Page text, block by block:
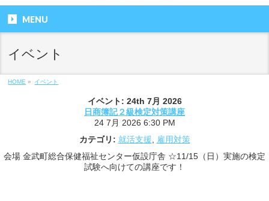
MENU
イベント
HOME » イベント
イベント: 24th 7月 2026
日商簿記２級検定対策講座
24 7月 2026 6:30 PM
カテゴリ: 就活支援
雇用対策
会場 金武町総合保健福祉センター仮設庁舎 ☆11/15（日）実施の検定
試験へ向けての講座です！